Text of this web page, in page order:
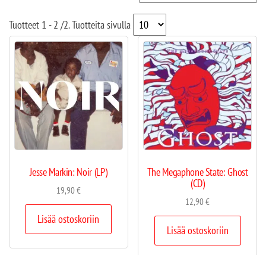
Tuotteet 1 - 2 /2. Tuotteita sivulla
Jesse Markin: Noir (LP)
19,90€
Lisää ostoskoriin
The Megaphone State: Ghost
(CD)
12,90€
Lisää ostoskoriin